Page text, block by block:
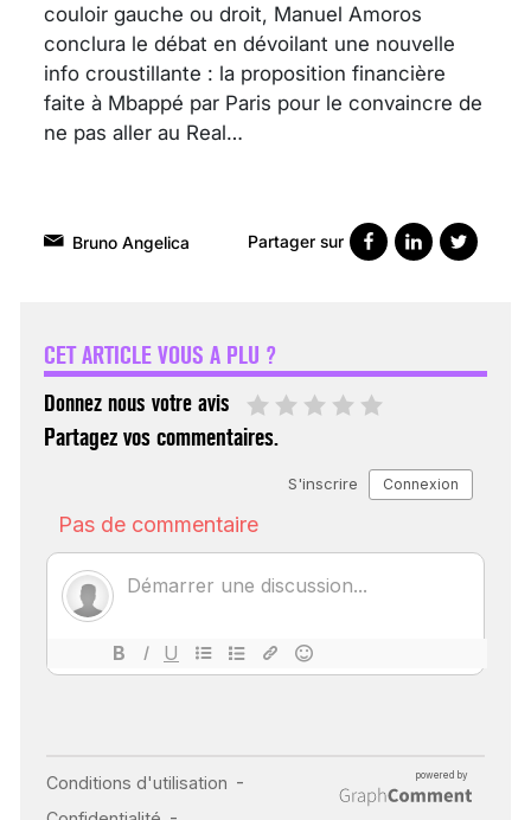
couloir gauche ou droit, Manuel Amoros
conclura le débat en dévoilant une nouvelle
info croustillante : la proposition financière
faite à Mbappé par Paris pour le convaincre de
ne pas aller au Real…
Bruno Angelica Partager sur
CET ARTICLE VOUS A PLU ?
Donnez nous votre avis
Partagez vos commentaires.
ÉCHO : DES IMAGES
POUR TOUTES LES
18 juil 2022
INSUFFISANCE
CARDIAQUE : LES